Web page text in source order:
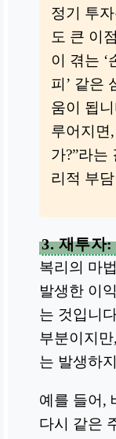
정기 투
도 큰 이
이 겪는 ‘
피’ 같은
움이 됩
루어지면
가?”라는
리적 부
3. 재투자
복리의 마
발생한 이
는 것입니
부분이지
는 발생하
예를 들어,
다시 같은